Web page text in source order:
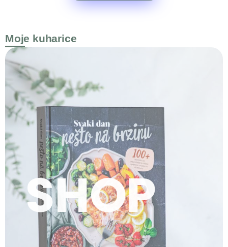
Moje kuharice
SHOP